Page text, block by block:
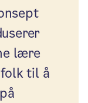
lære
til å